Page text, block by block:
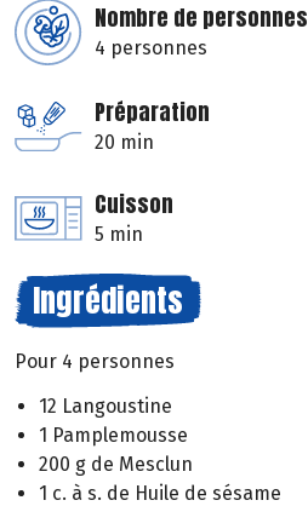
Nombre de personnes
4 personnes
Préparation
20 min
Cuisson
5 min
Ingrédients
Pour 4 personnes
12 Langoustine
1 Pamplemousse
200 g de Mesclun
1 c. à s. de Huile de sésame